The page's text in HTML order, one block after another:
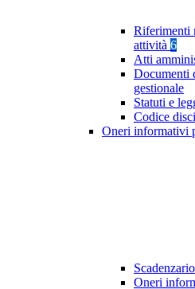
Riferimenti
attività 6
Atti
Documenti
gestionale
Statuti e
Codice
Oneri informativi
Oneri